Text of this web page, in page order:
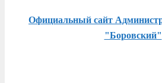
Официальный сайт
"Боровский"